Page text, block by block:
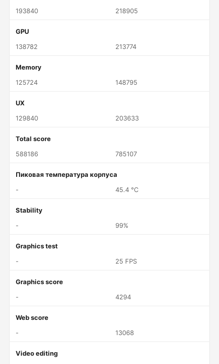
193840
218905
GPU
138782
213774
Memory
125724
148795
UX
129840
203633
Total score
588186
785107
Пиковая температура корпуса
-
45.4 °C
Stability
-
99%
Graphics test
-
25 FPS
Graphics score
-
4294
Web score
-
13068
Video editing